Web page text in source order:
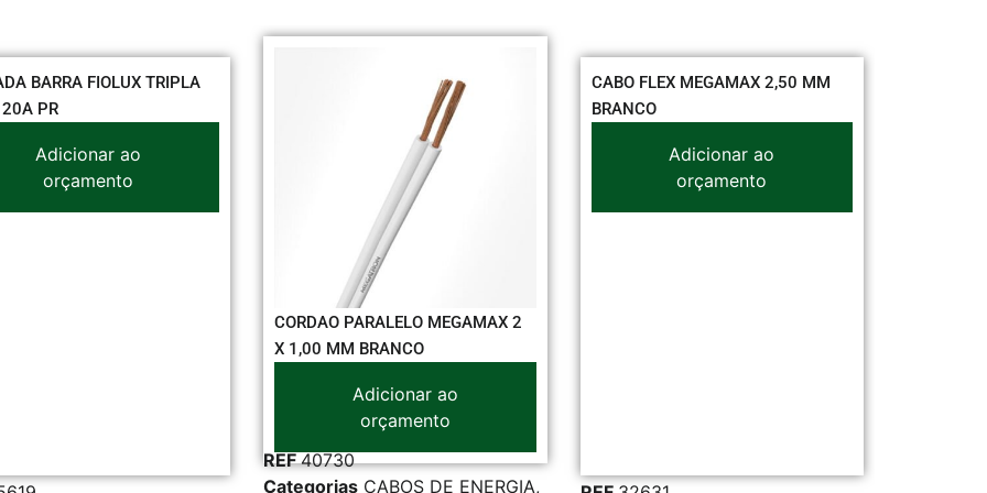
CABOS DE ENERGIA
CABO FLEX MEGAMAX 2,50 MM
Adicionar ao
orçamento
CABO FLEX MEGAMAX 4,00 MM
VERMELHO
Adicionar ao
orçamento